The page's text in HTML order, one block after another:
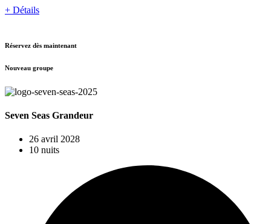
+ Détails
Réservez dès maintenant
Nouveau groupe
Seven Seas Grandeur
26 avril 2028
10 nuits